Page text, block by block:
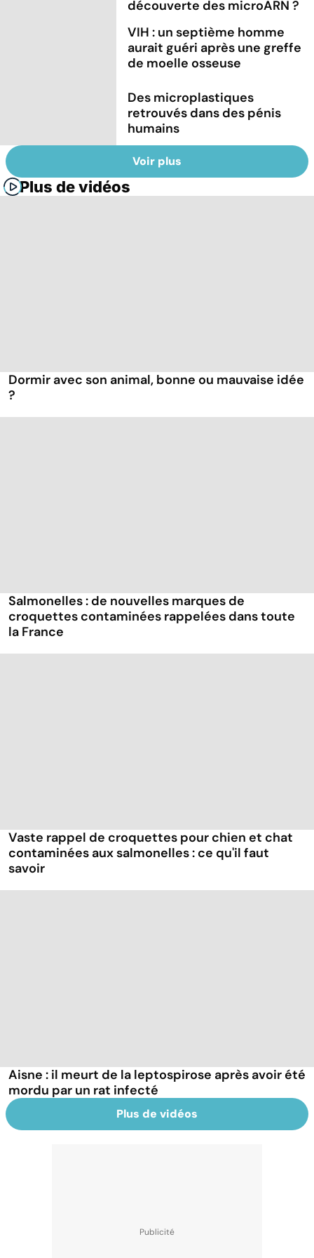
découverte des microARN ?
VIH : un septième homme
aurait guéri après une greffe
de moelle osseuse
Des microplastiques
retrouvés dans des pénis
humains
Voir plus
Plus de vidéos
Dormir avec son animal, bonne ou mauvaise idée
?
Salmonelles : de nouvelles marques de
croquettes contaminées rappelées dans toute
la France
Vaste rappel de croquettes pour chien et chat
contaminées aux salmonelles : ce qu'il faut
savoir
Aisne : il meurt de la leptospirose après avoir été
mordu par un rat infecté
Plus de vidéos